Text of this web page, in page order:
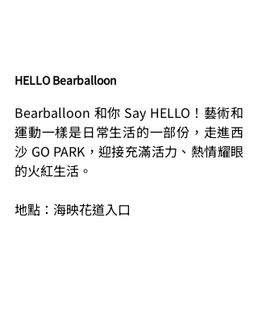
HELLO Bearballoon
Bearballoon 和你 Say HELLO！藝術和
運動一樣是日常生活的一部份，走進西
沙 GO PARK，迎接充滿活力、熱情耀眼
的火紅生活。
地點：海映花道入口